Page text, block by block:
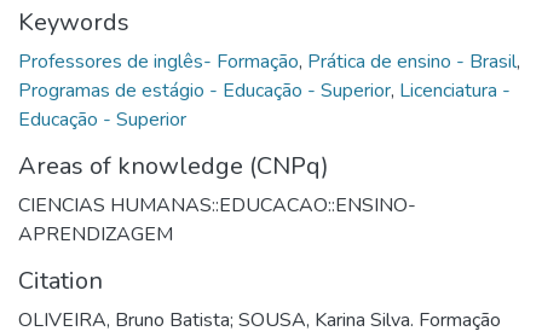
Keywords
Professores de inglês- Formação, Prática de ensino - Brasil,
Programas de estágio - Educação - Superior, Licenciatura -
Educação - Superior
Areas of knowledge (CNPq)
CIENCIAS HUMANAS::EDUCACAO::ENSINO-
APRENDIZAGEM
Citation
OLIVEIRA, Bruno Batista; SOUSA, Karina Silva. Formação